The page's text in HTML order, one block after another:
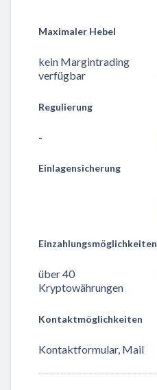
Maximaler Hebel
kein Margintrading
verfügbar
Regulierung
-
Einlagensicherung
Einzahlungsmöglichkeiten
über 40
Kryptowährungen
Kontaktmöglichkeiten
Kontaktformular, Mail